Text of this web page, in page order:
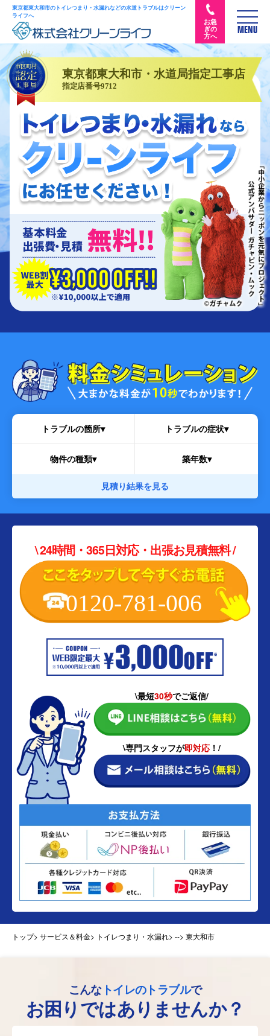
東京都東大和市のトイレつまり・水漏れなどの水道トラブルはクリーン
ライフへ
お急
ぎの
方へ
MENU
東京都東大和市・水道局指定工事店
指定店番号9712
トラブルの箇所▾ トラブルの症状▾
物件の種類▾ 築年数▾
見積り結果を見る
\ 24時間・365日対応・出張お見積無料 /
0120-781-006
\最短30秒でご返信/
\専門スタッフが即対応 ！/
トップ> サービス＆料金> トイレつまり・水漏れ> --> 東大和市
こんなトイレのトラブルで
お困りではありませんか？